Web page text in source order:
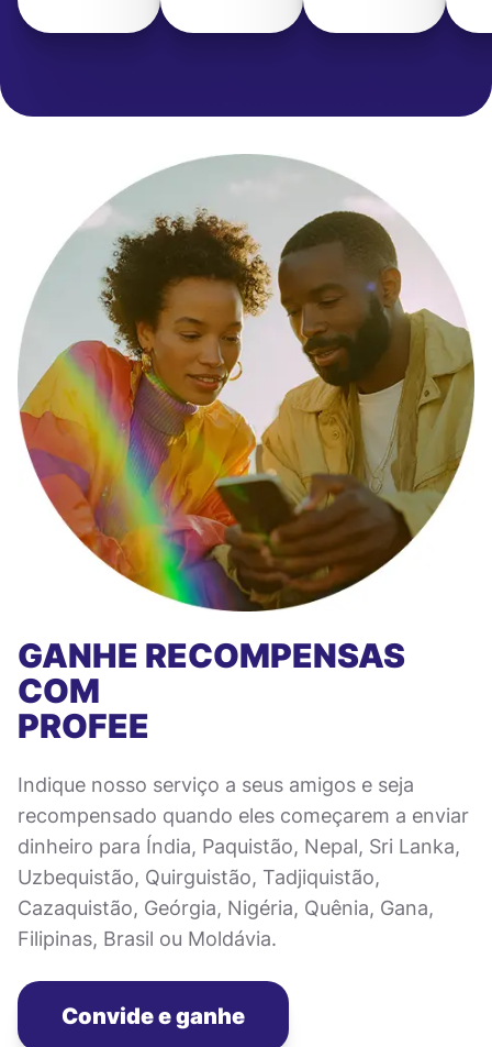
GANHE RECOMPENSAS
COM
PROFEE
Indique nosso serviço a seus amigos e seja
recompensado quando eles começarem a enviar
dinheiro para Índia, Paquistão, Nepal, Sri Lanka,
Uzbequistão, Quirguistão, Tadjiquistão,
Cazaquistão, Geórgia, Nigéria, Quênia, Gana,
Filipinas, Brasil ou Moldávia.
Convide e ganhe